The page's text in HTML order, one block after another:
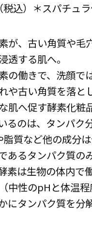
込）＊スパチュ
が、古い角質や毛
透する肌へ。
の働きで、洗顔で
や古い角質を落と
肌へ促す酵素化粧
るのは、タンパク
脂質など他の成分
あるタンパク質の
素は生物の体内で
中性のpHと体温
にタンパク質を分